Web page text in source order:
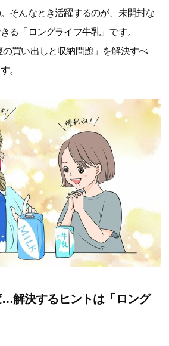
そんなとき活躍するのが、未開封な
る「ロングライフ牛乳」です。
の買い出しと収納問題」を解決すべ
。
解決するヒントは「ロング